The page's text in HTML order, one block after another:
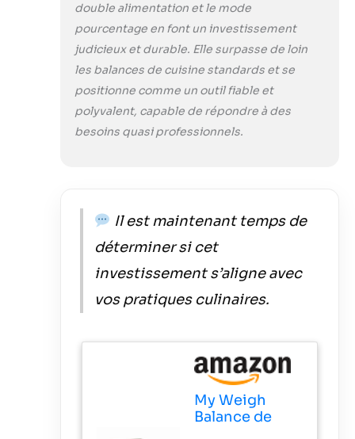
double alimentation et le mode
pourcentage en font un investissement
judicieux et durable. Elle surpasse de loin
les balances de cuisine standards et se
positionne comme un outil fiable et
polyvalent, capable de répondre à des
besoins quasi professionnels.
Il est maintenant temps de
déterminer si cet
investissement s’aligne avec
vos pratiques culinaires.
My Weigh
Balance de